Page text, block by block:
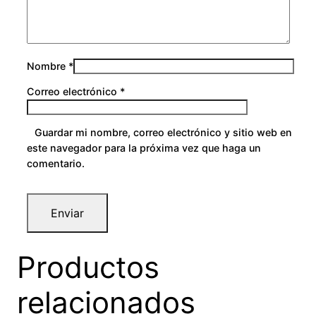
Nombre *
Correo electrónico *
Guardar mi nombre, correo electrónico y sitio web en
este navegador para la próxima vez que haga un
comentario.
Productos
relacionados